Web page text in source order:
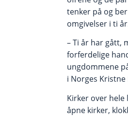
tenker på og
omgivelser i ti
– Ti år har gått,
forferdelige
ungdommene
i Norges
Kirker over
åpne kirker,